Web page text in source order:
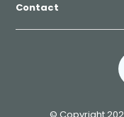
Contact